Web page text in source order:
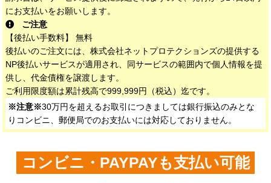
にお支払いをお願いします。
ご注意
【後払い手数料】 無料
後払いのご注文には、株式会社ネットプロテクションズの提供する
NP後払いサービスが適用され、同サービスの範囲内で個人情報を提
供し、代金債権を譲渡します。
ご利用限度額は累計残高で999,999円（税込）迄です。
※注意※30万円を超えるお取引につきましては銀行振込のみとな
りコンビニ、郵便局でのお支払いには対応しておりません。
コンビニ・PAYPAYも支払い可能